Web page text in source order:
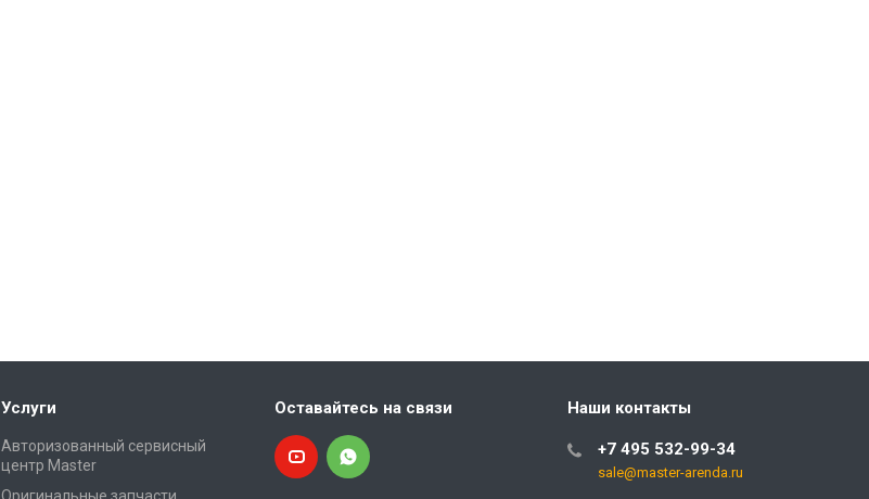
Услуги
Авторизованный сервисный
центр Master
Оставайтесь на связи Наши контакты
+7 495 532-99-34
sale@master-arenda.ru